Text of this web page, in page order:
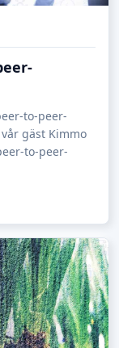
to-peer-
gäst Kimmo
to-peer-